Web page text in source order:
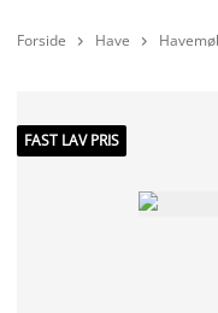
Forside  Have 
FAST LAV PRIS